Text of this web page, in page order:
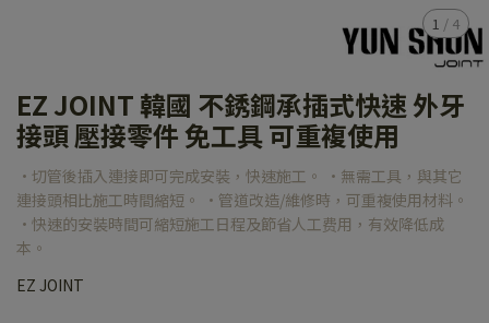
1 / 4
EZ JOINT 韓國 不銹鋼承插式快速 外牙
接頭 壓接零件 免工具 可重複使用
·切管後插入連接即可完成安裝，快速施工。 ·無需工具，與其它
連接頭相比施工時間縮短。 ·管道改造/維修時，可重複使用材料。
·快速的安裝時間可縮短施工日程及節省人工费用，有效降低成
本。
EZ JOINT